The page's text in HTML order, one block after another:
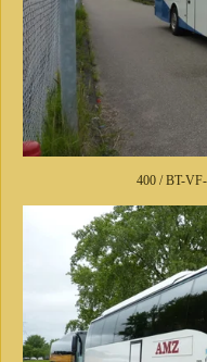
400 / BT-